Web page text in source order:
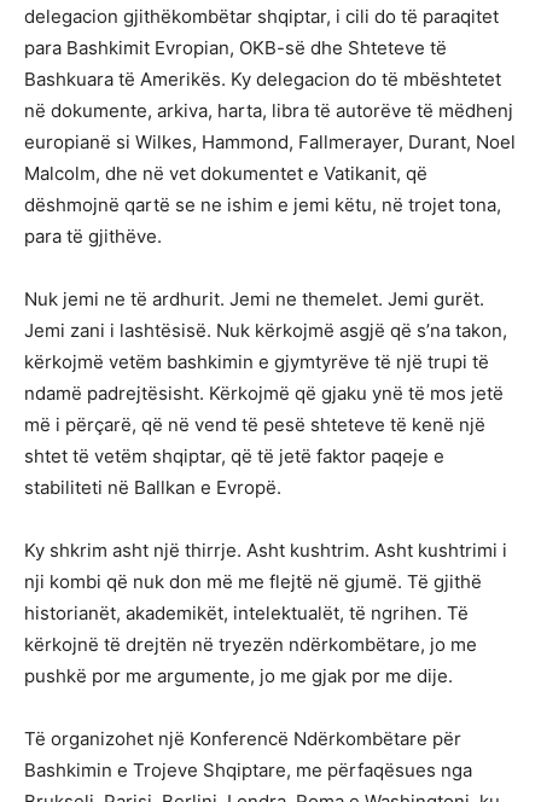
delegacion gjithëkombëtar shqiptar, i cili do të paraqitet
para Bashkimit Evropian, OKB-së dhe Shteteve të
Bashkuara të Amerikës. Ky delegacion do të mbështetet
në dokumente, arkiva, harta, libra të autorëve të mëdhenj
europianë si Wilkes, Hammond, Fallmerayer, Durant, Noel
Malcolm, dhe në vet dokumentet e Vatikanit, që
dëshmojnë qartë se ne ishim e jemi këtu, në trojet tona,
para të gjithëve.
Nuk jemi ne të ardhurit. Jemi ne themelet. Jemi gurët.
Jemi zani i lashtësisë. Nuk kërkojmë asgjë që s’na takon,
kërkojmë vetëm bashkimin e gjymtyrëve të një trupi të
ndamë padrejtësisht. Kërkojmë që gjaku ynë të mos jetë
më i përçarë, që në vend të pesë shteteve të kenë një
shtet të vetëm shqiptar, që të jetë faktor paqeje e
stabiliteti në Ballkan e Evropë.
Ky shkrim asht një thirrje. Asht kushtrim. Asht kushtrimi i
nji kombi që nuk don më me flejtë në gjumë. Të gjithë
historianët, akademikët, intelektualët, të ngrihen. Të
kërkojnë të drejtën në tryezën ndërkombëtare, jo me
pushkë por me argumente, jo me gjak por me dije.
Të organizohet një Konferencë Ndërkombëtare për
Bashkimin e Trojeve Shqiptare, me përfaqësues nga